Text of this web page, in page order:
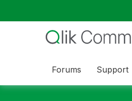
Forums Support